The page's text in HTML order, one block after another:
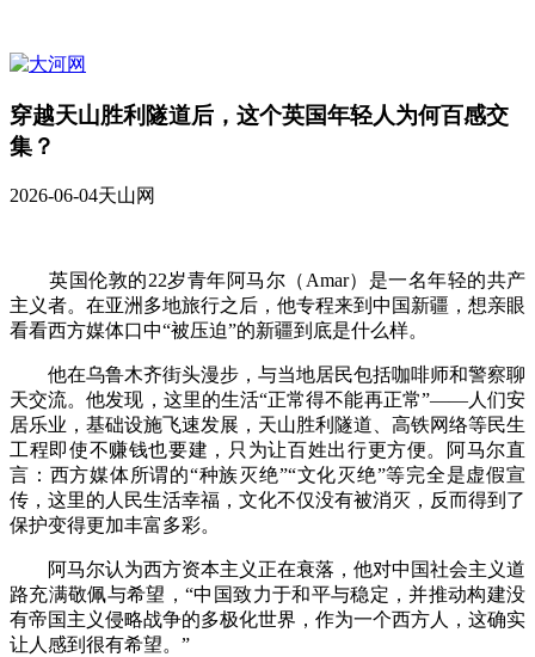
穿越天山胜利隧道后，这个英国年轻人为何百感交
集？
2026-06-04天山网
英国伦敦的22岁青年阿马尔（Amar）是一名年轻的共产
主义者。在亚洲多地旅行之后，他专程来到中国新疆，想亲眼
看看西方媒体口中“被压迫”的新疆到底是什么样。
他在乌鲁木齐街头漫步，与当地居民包括咖啡师和警察聊
天交流。他发现，这里的生活“正常得不能再正常”——人们安
居乐业，基础设施飞速发展，天山胜利隧道、高铁网络等民生
工程即使不赚钱也要建，只为让百姓出行更方便。阿马尔直
言：西方媒体所谓的“种族灭绝”“文化灭绝”等完全是虚假宣
传，这里的人民生活幸福，文化不仅没有被消灭，反而得到了
保护变得更加丰富多彩。
阿马尔认为西方资本主义正在衰落，他对中国社会主义道
路充满敬佩与希望，“中国致力于和平与稳定，并推动构建没
有帝国主义侵略战争的多极化世界，作为一个西方人，这确实
让人感到很有希望。”